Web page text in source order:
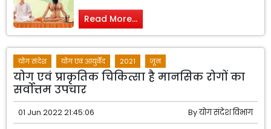
Read More...
योग संदेश योग एवं आयुर्वेद 2021 जून
योग एवं प्राकृतिक चिकित्सा है मानसिक रोगों का
सर्वोत्तम उपचार
01 Jun 2022 21:45:06 Byयोग संदेश विभाग